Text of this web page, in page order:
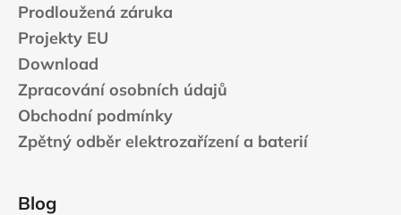
Prodloužená záruka
Projekty EU
Download
Zpracování osobních údajů
Obchodní podmínky
Zpětný odběr elektrozařízení a baterií
Blog